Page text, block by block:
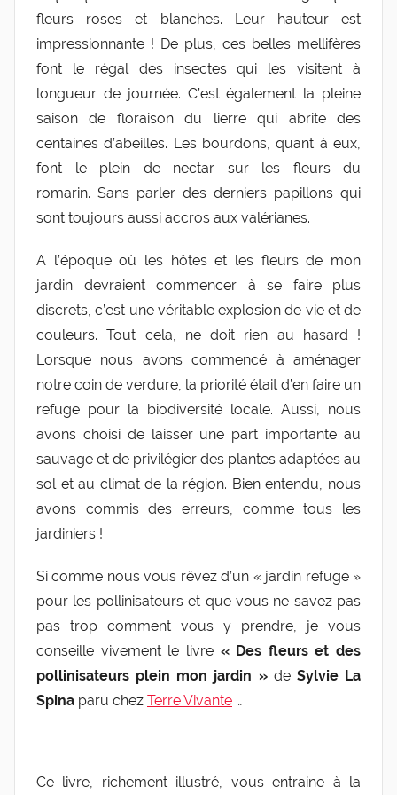
a
r
o
l
4
fleurs roses et blanches. Leur hauteur est
impressionnante ! De plus, ces belles mellifères
font le régal des insectes qui les visitent à
longueur de journée. C’est également la pleine
saison de floraison du lierre qui abrite des
centaines d’abeilles. Les bourdons, quant à eux,
font le plein de nectar sur les fleurs du
romarin. Sans parler des derniers papillons qui
sont toujours aussi accros aux valérianes.
A l’époque où les hôtes et les fleurs de mon
jardin devraient commencer à se faire plus
discrets, c’est une véritable explosion de vie et de
couleurs. Tout cela, ne doit rien au hasard !
Lorsque nous avons commencé à aménager
notre coin de verdure, la priorité était d’en faire un
refuge pour la biodiversité locale. Aussi, nous
avons choisi de laisser une part importante au
sauvage et de privilégier des plantes adaptées au
sol et au climat de la région. Bien entendu, nous
avons commis des erreurs, comme tous les
jardiniers !
Si comme nous vous rêvez d’un « jardin refuge »
pour les pollinisateurs et que vous ne savez pas
pas trop comment vous y prendre, je vous
conseille vivement le livre « Des fleurs et des
pollinisateurs plein mon jardin »de Sylvie La
Spina paru chez Terre Vivante …
Ce livre, richement illustré, vous entraine à la